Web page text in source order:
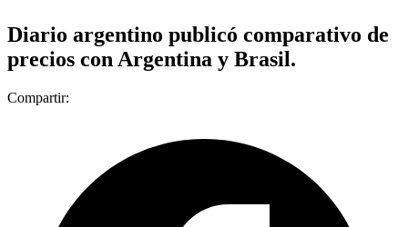
Diario argentino publicó comparativo de
precios con Argentina y Brasil.
Compartir: